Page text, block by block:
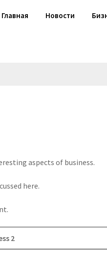
Главная Новости
aspects of business.
here.
2